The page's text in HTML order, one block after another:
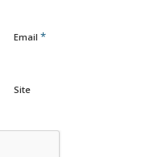
Email *
Site